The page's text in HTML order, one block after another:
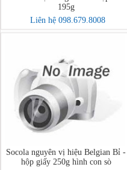
195g
Liên hệ 098.679.8008
Socola nguyên vị hiệu Belgian Bỉ -
hộp giấy 250g hình con sò